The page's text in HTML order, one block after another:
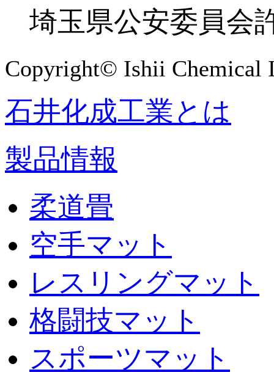
埼玉県公安委員会
Copyright© Ishii Chemical
石井化成工業とは
製品情報
柔道畳
空手マット
レスリングマット
格闘技マット
スポーツマット